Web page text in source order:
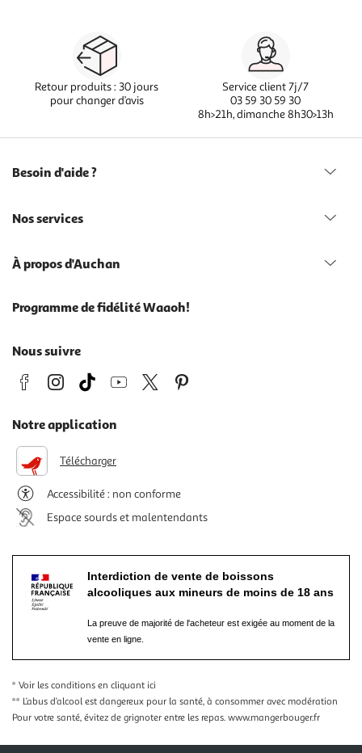
Retour produits : 30 jours
pour changer d’avis
Service client 7j/7
03 59 30 59 30
8h>21h, dimanche 8h30>13h
Besoin d'aide ?
Nos services
À propos d'Auchan
Programme de fidélité Waaoh!
Nous suivre
Notre application
Télécharger
Accessibilité : non conforme
Espace sourds et malentendants
Interdiction de vente de boissons
alcooliques aux mineurs de moins de 18 ans
La preuve de majorité de l'acheteur est exigée au moment de la
vente en ligne.
* Voir les conditions en cliquant ici
** L’abus d’alcool est dangereux pour la santé, à consommer avec modération
Pour votre santé, évitez de grignoter entre les repas. www.mangerbouger.fr